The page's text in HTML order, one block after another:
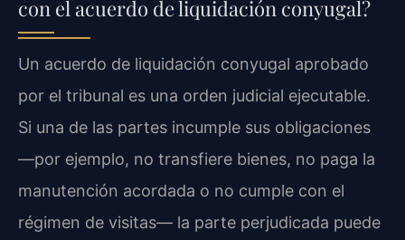
con el acuerdo de liquidación conyugal?
Un acuerdo de liquidación conyugal aprobado
por el tribunal es una orden judicial ejecutable.
Si una de las partes incumple sus obligaciones
—por ejemplo, no transfiere bienes, no paga la
manutención acordada o no cumple con el
régimen de visitas— la parte perjudicada puede